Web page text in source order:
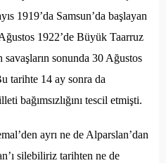
1919’da Samsun’da başlayan
1922’de Büyük Taarruz
sonunda 30 Ağustos
tarihte 14 ay sonra da
bağımsızlığını tescil etmişti.
ayrı ne de Alparslan’dan
silebiliriz tarihten ne de